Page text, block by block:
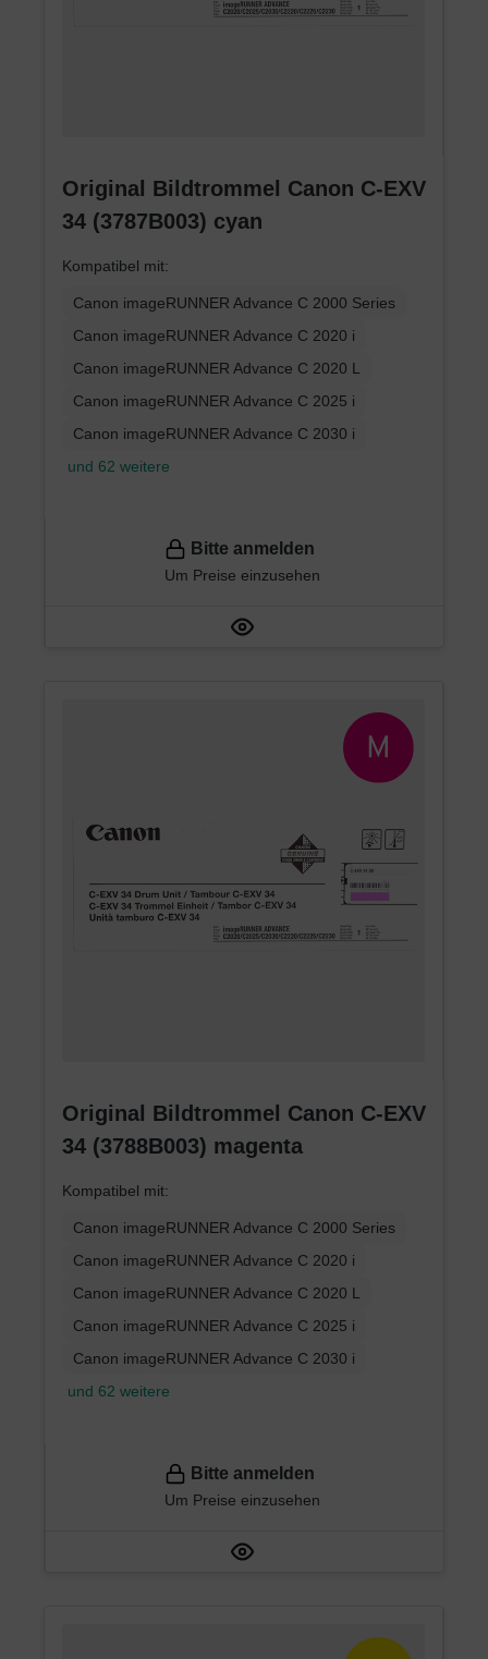
Original Bildtrommel Canon C-EXV
34 (3787B003) cyan
Kompatibel mit:
Canon imageRUNNER Advance C 2000 Series
Canon imageRUNNER Advance C 2020 i
Canon imageRUNNER Advance C 2020 L
Canon imageRUNNER Advance C 2025 i
Canon imageRUNNER Advance C 2030 i
und 62 weitere
Bitte anmelden
Um Preise einzusehen
Original Bildtrommel Canon C-EXV
34 (3788B003) magenta
Kompatibel mit:
Canon imageRUNNER Advance C 2000 Series
Canon imageRUNNER Advance C 2020 i
Canon imageRUNNER Advance C 2020 L
Canon imageRUNNER Advance C 2025 i
Canon imageRUNNER Advance C 2030 i
und 62 weitere
Bitte anmelden
Um Preise einzusehen